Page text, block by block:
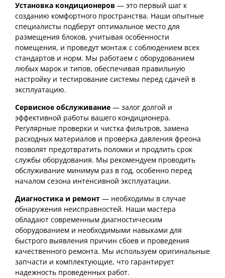
Установка кондиционеров — это первый шаг к
созданию комфортного пространства. Наши опытные
специалисты подберут оптимальное место для
размещения блоков, учитывая особенности
помещения, и проведут монтаж с соблюдением всех
стандартов и норм. Мы работаем с оборудованием
любых марок и типов, обеспечивая правильную
настройку и тестирование системы перед сдачей в
эксплуатацию.
Сервисное обслуживание — залог долгой и
эффективной работы вашего кондиционера.
Регулярные проверки и чистка фильтров, замена
расходных материалов и проверка давления фреона
позволят предотвратить поломки и продлить срок
службы оборудования. Мы рекомендуем проводить
обслуживание минимум раз в год, особенно перед
началом сезона интенсивной эксплуатации.
Диагностика и ремонт — необходимы в случае
обнаружения неисправностей. Наши мастера
обладают современным диагностическим
оборудованием и необходимыми навыками для
быстрого выявления причин сбоев и проведения
качественного ремонта. Мы используем оригинальные
запчасти и комплектующие, что гарантирует
надежность проведенных работ.